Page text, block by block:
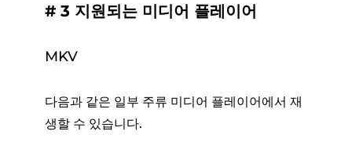
# 3 지원되는 미디어 플레이어
MKV
다음과 같은 일부 주류 미디어 플레이어에서 재
생할 수 있습니다.